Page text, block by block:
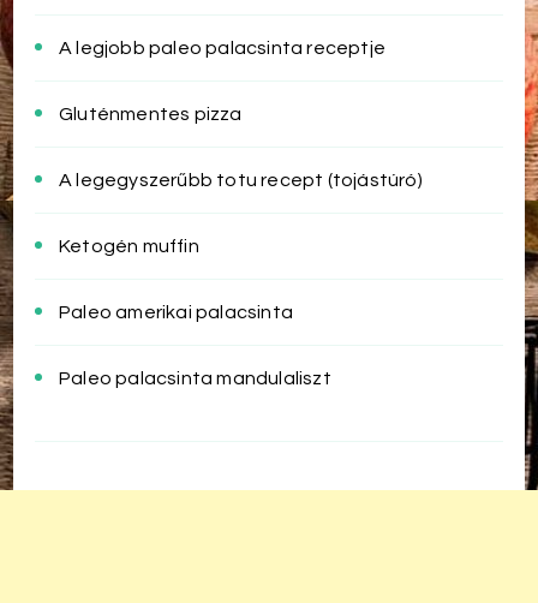
A legjobb paleo palacsinta receptje
Gluténmentes pizza
A legegyszerűbb totu recept (tojástúró)
Ketogén muffin
Paleo amerikai palacsinta
Paleo palacsinta mandulaliszt